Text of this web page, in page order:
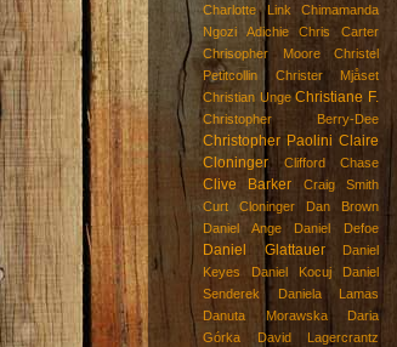
Charlotte Link
Chimamanda
Ngozi Adichie
Chris Carter
Chrisopher Moore
Christel
Petitcollin
Christer Mjåset
Christian Unge Christiane F.
Christopher Berry-Dee
Christopher Paolini Claire
Cloninger
Clifford Chase
Clive Barker
Craig Smith
Curt Cloninger
Dan Brown
Daniel Ange
Daniel Defoe
Daniel Glattauer
Daniel
Keyes
Daniel Kocuj
Daniel
Senderek
Daniela Lamas
Danuta Morawska
Daria
Górka
David Lagercrantz